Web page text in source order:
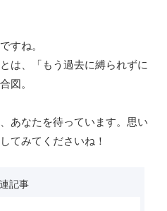
すね。
は、「もう過去に縛られずに
図。
あなたを待っています。思い
てみてくださいね！
記事